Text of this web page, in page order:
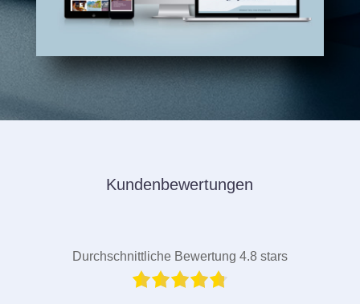
Kundenbewertungen
Durchschnittliche Bewertung 4.8 stars